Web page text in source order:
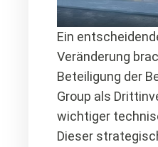
Ein
Veränderung
Beteiligung der
Group als
wichtiger
Dieser